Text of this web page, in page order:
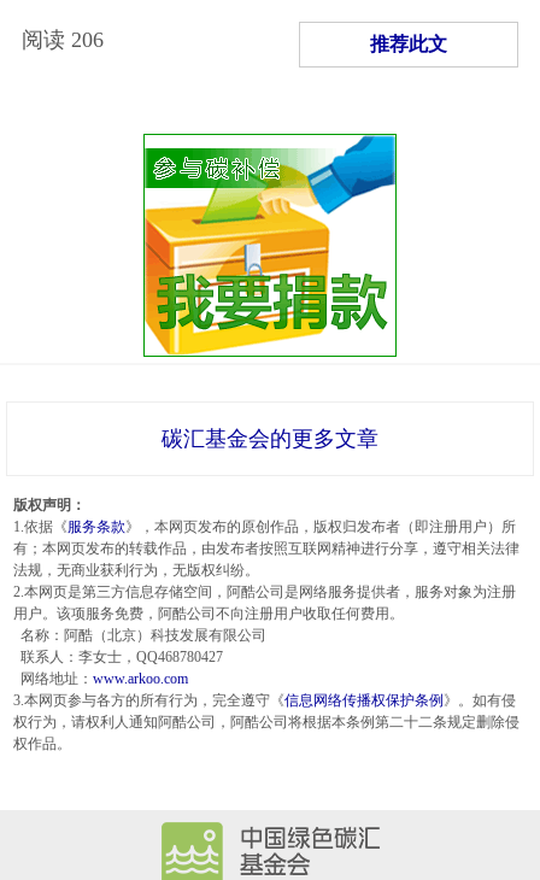
阅读 206 推荐此文
碳汇基金会的更多文章
版权声明：
1.依据《服务条款》，本网页发布的原创作品，版权归发布者（即注册用户）所
有；本网页发布的转载作品，由发布者按照互联网精神进行分享，遵守相关法律
法规，无商业获利行为，无版权纠纷。
2.本网页是第三方信息存储空间，阿酷公司是网络服务提供者，服务对象为注册
用户。该项服务免费，阿酷公司不向注册用户收取任何费用。
名称：阿酷（北京）科技发展有限公司
联系人：李女士，QQ468780427
网络地址： www.arkoo.com
3.本网页参与各方的所有行为，完全遵守《信息网络传播权保护条例 》。如有侵
权行为，请权利人通知阿酷公司，阿酷公司将根据本条例第二十二条规定删除侵
权作品。